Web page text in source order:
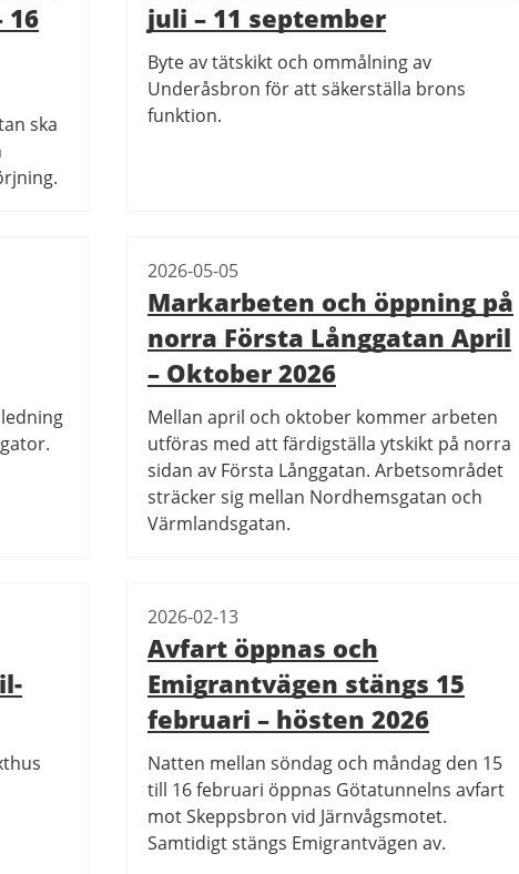
16
ska
juli – 11 september
Byte av tätskikt och ommålning av
Underåsbron för att säkerställa brons
funktion.
Markarbeten och öppning på
norra Första Långgatan April
– Oktober 2026
2026-05-05
Mellan april och oktober kommer arbeten
utföras med att färdigställa ytskikt på norra
sidan av Första Långgatan. Arbetsområdet
sträcker sig mellan Nordhemsgatan och
Värmlandsgatan.
Avfart öppnas och
Emigrantvägen stängs 15
februari – hösten 2026
2026-02-13
Natten mellan söndag och måndag den 15
till 16 februari öppnas Götatunnelns avfart
mot Skeppsbron vid Järnvågsmotet.
Samtidigt stängs Emigrantvägen av.